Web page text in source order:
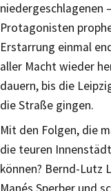
niedergeschlagenen
Protagonisten
Erstarrung einmal
aller Macht wieder
dauern, bis die
die Straße gingen.
Mit den Folgen, die
die teuren
können? Bernd-Lutz